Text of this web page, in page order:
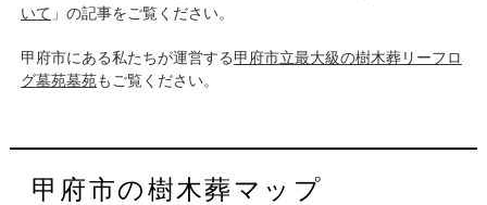
いて 」の記事をご覧ください。
甲府市にある私たちが運営する甲府市立最大級の樹木葬リーフロ
グ墓苑墓苑もご覧ください。
甲府市の樹木葬マップ